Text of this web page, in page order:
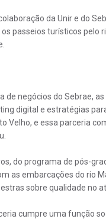
da Unir e do
passeios turísticos pelo
de negócios do Sebrae,
digital e estratégias
Velho, e essa parceria
do programa de pós-
as embarcações do rio
sobre qualidade no
cumpre uma função